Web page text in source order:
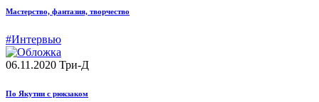
Мастерство, фантазия, творчество
#Интервью
06.11.2020 Три-Д
По Якутии с рюкзаком